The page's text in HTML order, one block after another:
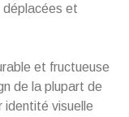
déplacées et
et fructueuse
de la plupart de
identité visuelle